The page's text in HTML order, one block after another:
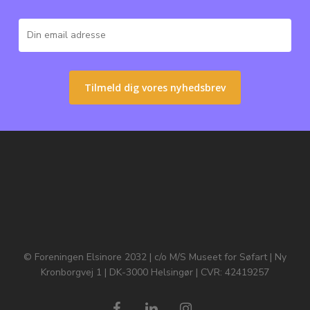
© Foreningen Elsinore 2032 | c/o M/S Museet for Søfart | Ny
Kronborgvej 1 | DK-3000 Helsingør | CVR: 42419257
facebooklinkedin instagram